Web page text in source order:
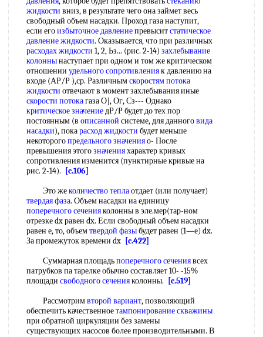
жидкости вниз, в результате чего она займет весь
свободный объем насадки. Проход газа наступит,
если егоизбыточное давлениепревыситстатическое
давление жидкости. Оказывается, что при различных
расходах жидкости 1, 2, Ьз... (рис. 2-14) захлебывание
колоннынаступает при одном и том же критическом
отношении удельного сопротивленияк давлению на
входе (АР/Р ),ср. Различнымскоростям потока
жидкости отвечают в момент захлебывания иные
скорости потокагаза О], Ог, Сз--- Однако
критическое значениедР/Р будет до тех пор
постоянным (в описанной системе, для данноговида
насадки), покарасход жидкости будет меньше
некоторогопредельного значенияо- После
превышения этогозначенияхарактер кривых
сопротивления изменится (пунктирные кривые на
рис. 2-14).
[c.106]
Это жеколичество теплаотдает (или получает)
твердая фаза. Объем насадки иа единицу
поперечного сеченияколонны в эле.мер(тар-ном
отрезке dx равен dx. Если свободный объем насадки
равен е, то, объемтвердой фазыбудет равен (1—е) dx.
За промежуток времени dx [c.422]
Суммарная площадьпоперечного сечениявсех
патрубков па тарелке обычно составляет 10- -15%
площади свободного сеченияколонны.
[c.519]
Рассмотримвторой вариант, позволяющий
обеспечить качественноетампонирование скважины
при обратной циркуляции без замены
существующих насосов более производительными. В